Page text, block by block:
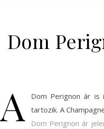
Dom
A
Dom Perignon ár is
tartozik. A
Dom Perignon ár